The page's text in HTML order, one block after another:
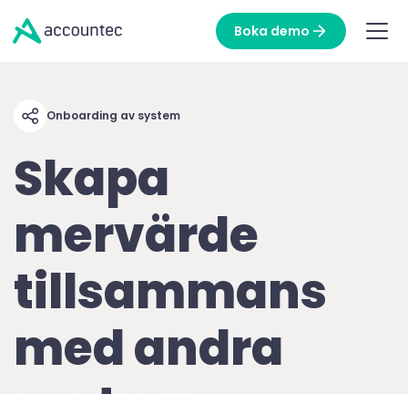
Boka demo
Onboarding av system
Skapa
mervärde
tillsammans
med andra